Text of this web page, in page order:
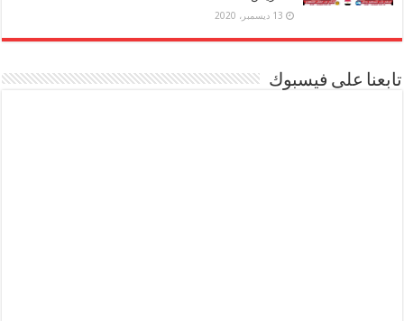
13 ديسمبر، 2020
تابعنا على فيسبوك